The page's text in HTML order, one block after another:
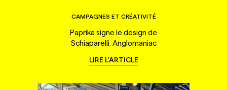
CAMPAGNES ET CRÉATIVITÉ
Paprika signe le design de
Schiaparelli: Anglomaniac
LIRE L'ARTICLE